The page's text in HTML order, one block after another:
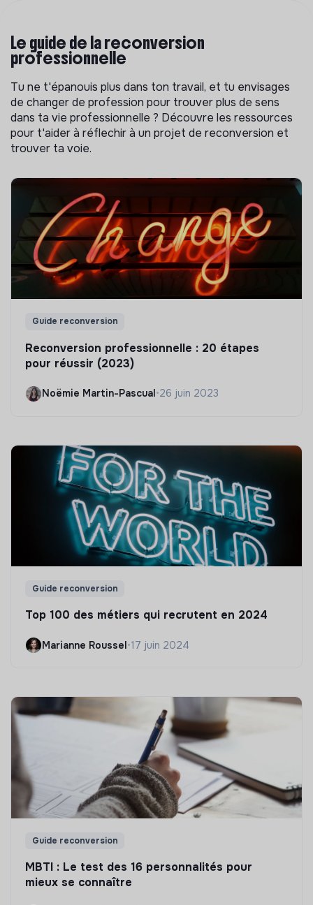
Le guide de la reconversion
professionnelle
Tu ne t'épanouis plus dans ton travail, et tu envisages
de changer de profession pour trouver plus de sens
dans ta vie professionnelle ? Découvre les ressources
pour t'aider à réflechir à un projet de reconversion et
trouver ta voie.
Guide reconversion
Reconversion professionnelle : 20 étapes
pour réussir (2023)
Noëmie Martin-Pascual•26 juin 2023
Guide reconversion
Top 100 des métiers qui recrutent en 2024
Marianne Roussel•17 juin 2024
Guide reconversion
MBTI : Le test des 16 personnalités pour
mieux se connaître